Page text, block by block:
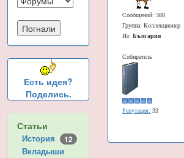
Есть идея?
Поделись.
Статьи
История 12
Вкладыши
Сообщений: 388
Группа: Коллекционер
Из:България
Собиратель
Репутация: 33